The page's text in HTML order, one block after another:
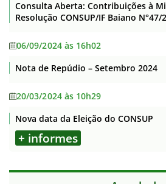
Consulta Aberta: Contribuições à
Resolução CONSUP/IF Baiano N°47/
06/09/2024 às 16h02
Nota de Repúdio – Setembro 2024
20/03/2024 às 10h29
Nova data da Eleição do CONSUP
+ informes